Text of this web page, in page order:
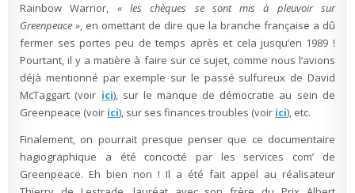
Rainbow Warrior, « les chèques se sont mis à pleuvoir sur
Greenpeace », en omettant de dire que la branche française a dû
fermer ses portes peu de temps après et cela jusqu’en 1989 !
Pourtant, il y a matière à faire sur ce sujet, comme nous l’avions
déjà mentionné par exemple sur le passé sulfureux de David
McTaggart (voir ici), sur le manque de démocratie au sein de
Greenpeace (voir ici), sur ses finances troubles (voir ici), etc.
Finalement, on pourrait presque penser que ce documentaire
hagiographique a été concocté par les services com’ de
Greenpeace. Eh bien non ! Il a été fait appel au réalisateur